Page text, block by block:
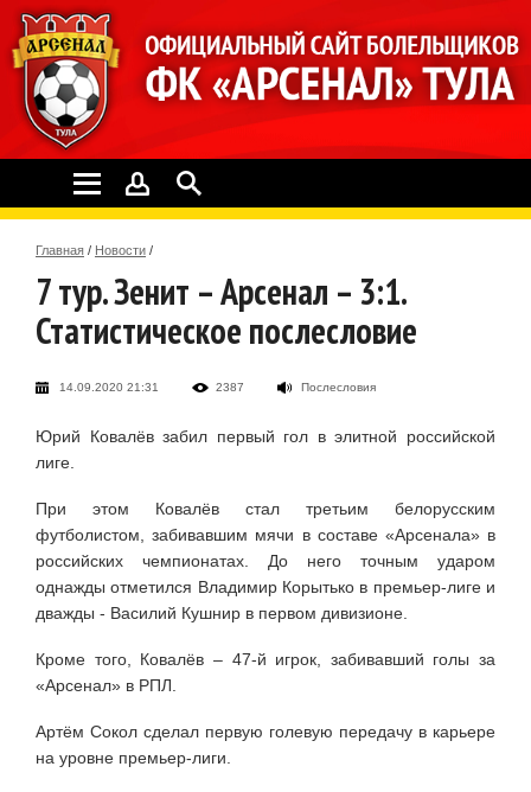
Главная / Новости /
7 тур. Зенит – Арсенал – 3:1.
Статистическое послесловие
14.09.2020 21:31 2387 Послесловия
Юрий Ковалёв забил первый гол в элитной российской
лиге.
При этом Ковалёв стал третьим белорусским
футболистом, забивавшим мячи в составе «Арсенала» в
российских чемпионатах. До него точным ударом
однажды отметился Владимир Корытько в премьер-лиге и
дважды - Василий Кушнир в первом дивизионе.
Кроме того, Ковалёв – 47-й игрок, забивавший голы за
«Арсенал» в РПЛ.
Артём Сокол сделал первую голевую передачу в карьере
на уровне премьер-лиги.